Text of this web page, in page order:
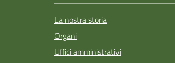
La nostra storia
Organi
Uffici amministrativi